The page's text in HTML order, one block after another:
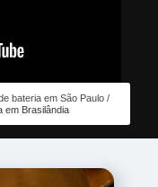
bateria em São Paulo
em Brasilândia